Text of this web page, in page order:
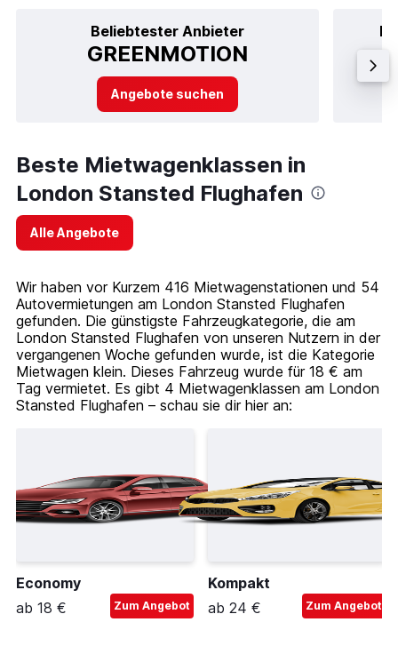
Beliebtester Anbieter
GREENMOTION
Angebote suchen
Beste Mietwagenklassen in
London Stansted Flughafen
Alle Angebote
Wir haben vor Kurzem 416 Mietwagenstationen und 54
Autovermietungen am London Stansted Flughafen
gefunden. Die günstigste Fahrzeugkategorie, die am
London Stansted Flughafen von unseren Nutzern in der
vergangenen Woche gefunden wurde, ist die Kategorie
Mietwagen klein. Dieses Fahrzeug wurde für 18 € am
Tag vermietet. Es gibt 4 Mietwagenklassen am London
Stansted Flughafen – schau sie dir hier an:
Economy
ab 18 €
Zum Angebot
Kompakt
ab 24 €
Zum Angebot